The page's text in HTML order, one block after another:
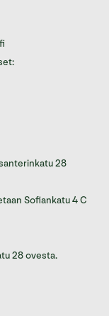
28
Sofiankatu 4 C
28 ovesta.